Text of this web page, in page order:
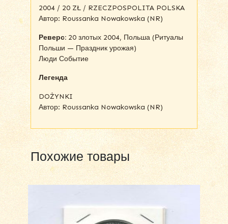
2004 / 20 ZŁ / RZECZPOSPOLITA POLSKA
Автор: Roussanka Nowakowska (NR)
Реверс: 20 злотых 2004, Польша (Ритуалы
Польши — Праздник урожая)
Люди Событие
Легенда
DOŻYNKI
Автор: Roussanka Nowakowska (NR)
Похожие товары